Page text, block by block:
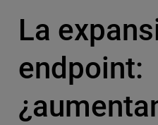
La
endpoint: